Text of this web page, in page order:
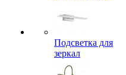
Подсветка для
зеркал